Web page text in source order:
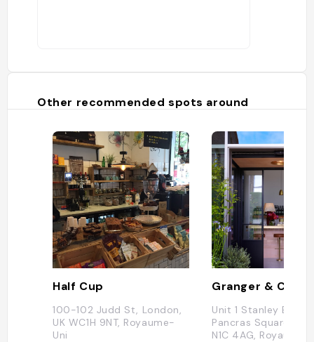
Other recommended spots around
Half Cup
100-102 Judd St, London,
UK WC1H 9NT, Royaume-
Uni
Unit 1 Stanley
Pancras Square,
N1C 4AG, Royaume-